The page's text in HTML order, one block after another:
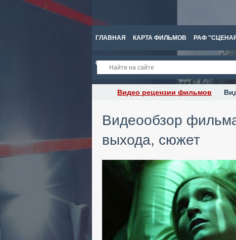
ГЛАВНАЯ КАРТА ФИЛЬМОВ РАФ
СПРАВКА
Видео рецензии фильмов
Видеообзор
выхода, сюжет